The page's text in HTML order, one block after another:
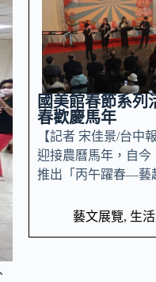
國美館春節系
春歡慶馬年
【記者 宋佳景/台中
迎接農曆馬年，自今
推出「丙午躍春—
藝文展覽, 生活